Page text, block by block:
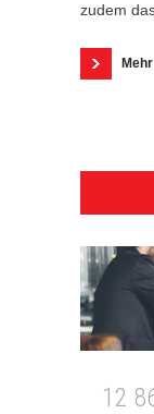
zudem
1 2 8